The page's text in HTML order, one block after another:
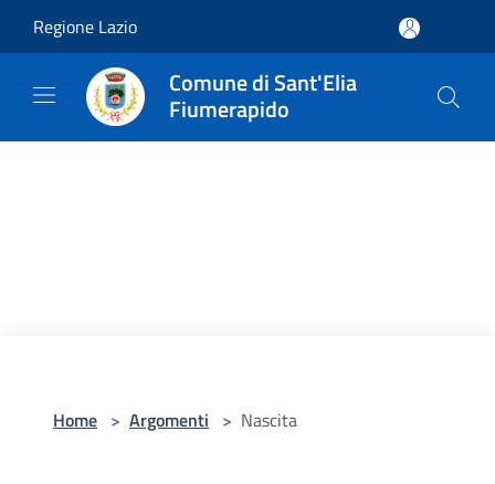
Regione Lazio
Comune di Sant'Elia
Fiumerapido
Home > Argomenti > Nascita